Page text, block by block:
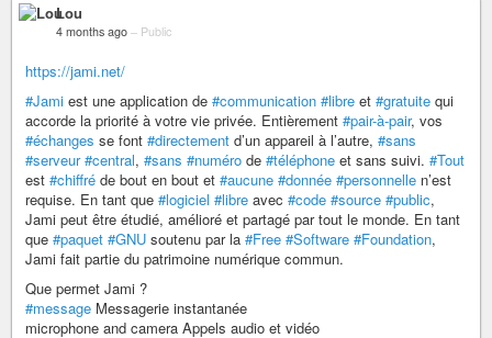
Lou
4 months ago – Public
https://jami.net/
#Jami est une application de #communication #libre et #gratuite qui
accorde la priorité à votre vie privée. Entièrement #pair-à-pair, vos
#échanges se font #directement d’un appareil à l’autre, #sans
#serveur #central, #sans #numéro de #téléphone et sans suivi. #Tout
est #chiffré de bout en bout et #aucune #donnée #personnelle n’est
requise. En tant que #logiciel #libre avec #code #source #public,
Jami peut être étudié, amélioré et partagé par tout le monde. En tant
que #paquet #GNU soutenu par la #Free #Software #Foundation,
Jami fait partie du patrimoine numérique commun.
Que permet Jami ?
#message Messagerie instantanée
microphone and camera Appels audio et vidéo